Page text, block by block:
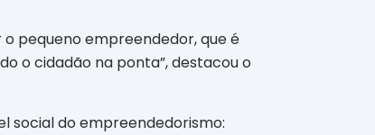
pequeno empreendedor, que é
o cidadão na ponta”, destacou o
social do empreendedorismo: